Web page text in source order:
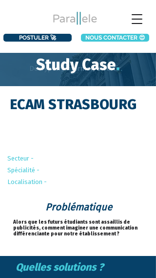
POSTULER 🚀 NOUS CONTACTER 😍
Study Case.
ECAM STRASBOURG
Secteur -
Spécialité -
Localisation -
Problématique
Alors que les futurs étudiants sont assaillis de
publicités, comment imaginer une communication
différenciante pour notre établissement ?
Quelles solutions ?